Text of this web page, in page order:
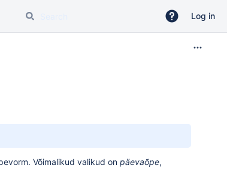
Log in
Võimalikud valikud on päevaõpe,